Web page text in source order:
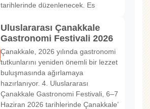
tarihlerinde düzenlenecek. Es
Uluslararası Çanakkale
Gastronomi Festivali 2026
Çanakkale, 2026 yılında gastronomi
tutkunlarını yeniden önemli bir lezzet
buluşmasında ağırlamaya
hazırlanıyor. 4. Uluslararası
Çanakkale Gastronomi Festivali, 6–7
Haziran 2026 tarihlerinde Çanakkale’